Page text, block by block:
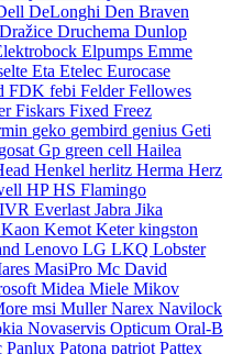
DeLonghi Den Braven
Dražice Druchema Dunlop
Elpumps Emme
Eta Etelec Eurocase
FDK febi FelderFellowes
Fiskars Fixed Freez
geko gembird genius Geti
gosat Gp green cell Hailea
Henkel herlitz Herma Herz
HPHS Flamingo
IVR Everlast Jabra Jika
Kaon Kemot Keterkingston
Lenovo LG LKQ Lobster
MasiPro Mc David
Midea Miele Mikov
msi MullerNarex Navilock
Novaservis Opticum Oral-B
Panlux Patona patriot Pattex